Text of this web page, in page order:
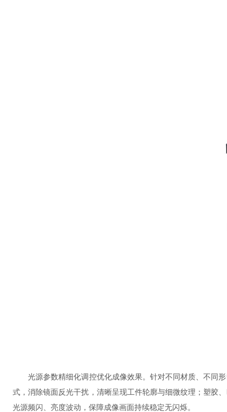
光源参数精细化调控优化成像效果。针对不同材质、不同形
式，消除镜面反光干扰，清晰呈现工件轮廓与细微纹理；塑胶
光源频闪、亮度波动，保障成像画面持续稳定无闪烁。